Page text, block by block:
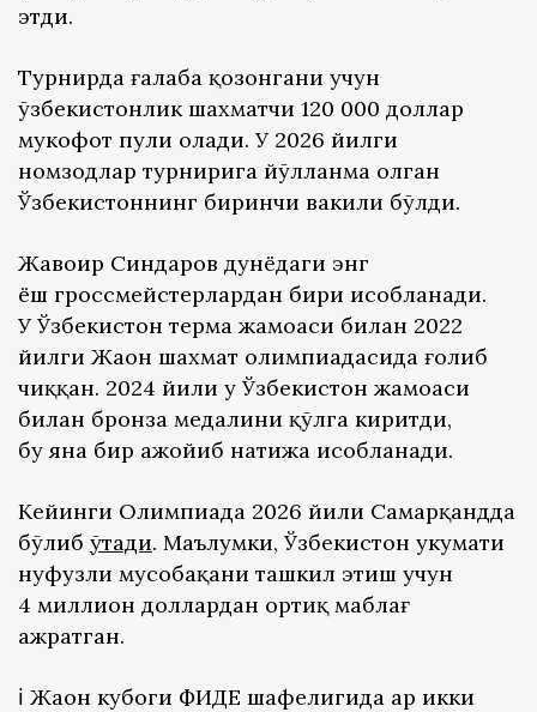
этди.
Турнирда ғалаба қозонгани учун
ўзбекистонлик шахматчи 120 000 доллар
мукофот пули олади. У 2026 йилги
номзодлар турнирига йўлланма олган
Ўзбекистоннинг биринчи вакили бўлди.
Жавоҳир Синдаров дунёдаги энг
ёш гроссмейстерлардан бири ҳисобланади.
У Ўзбекистон терма жамоаси билан 2022
йилги Жаҳон шахмат олимпиадасида ғолиб
чиққан. 2024 йили у Ўзбекистон жамоаси
билан бронза медалини қўлга киритди,
бу яна бир ажойиб натижа ҳисобланади.
Кейинги Олимпиада 2026 йили Самарқандда
бўлиб ўтади. Маълумки, Ўзбекистон ҳукумати
нуфузли мусобақани ташкил этиш учун
4 миллион доллардан ортиқ маблағ
ажратган.
ℹ️ Жаҳон кубоги ФИДE шафелигида ҳар икки